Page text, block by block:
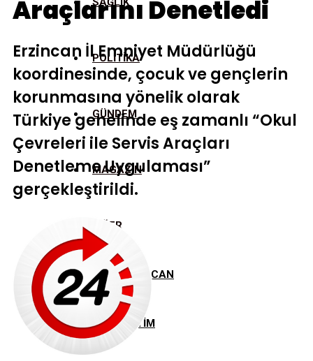
POLITIKA
GÜNDEM
MAGAZIN
DIĞER
ERZINCAN
EĞITIM
Araçlarını Denetledi
Erzincan İl Emniyet Müdürlüğü
koordinesinde, çocuk ve gençlerin
korunmasına yönelik olarak
Türkiye genelinde eş zamanlı “Okul
Çevreleri ile Servis Araçları
Denetleme Uygulaması”
gerçekleştirildi.